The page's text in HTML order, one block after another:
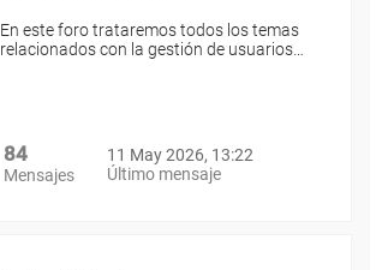
En este foro trataremos todos los temas
relacionados con la gestión de usuarios…
84
Mensajes
11 May 2026, 13:22
Último mensaje